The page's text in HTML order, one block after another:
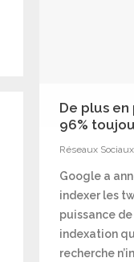
De plus
96%
Réseaux Sociaux
Google a
indexer les
puissance
indexation
recherche